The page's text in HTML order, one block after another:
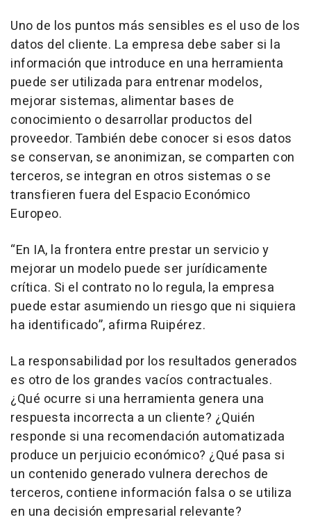
Uno de los puntos más sensibles es el uso de los
datos del cliente. La empresa debe saber si la
información que introduce en una herramienta
puede ser utilizada para entrenar modelos,
mejorar sistemas, alimentar bases de
conocimiento o desarrollar productos del
proveedor. También debe conocer si esos datos
se conservan, se anonimizan, se comparten con
terceros, se integran en otros sistemas o se
transfieren fuera del Espacio Económico
Europeo.
“En IA, la frontera entre prestar un servicio y
mejorar un modelo puede ser jurídicamente
crítica. Si el contrato no lo regula, la empresa
puede estar asumiendo un riesgo que ni siquiera
ha identificado”, afirma Ruipérez.
La responsabilidad por los resultados generados
es otro de los grandes vacíos contractuales.
¿Qué ocurre si una herramienta genera una
respuesta incorrecta a un cliente? ¿Quién
responde si una recomendación automatizada
produce un perjuicio económico? ¿Qué pasa si
un contenido generado vulnera derechos de
terceros, contiene información falsa o se utiliza
en una decisión empresarial relevante?